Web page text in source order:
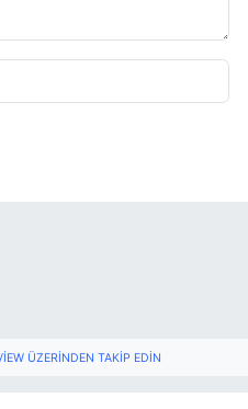
ÜZERINDEN TAKIP EDIN